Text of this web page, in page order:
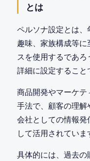
とは
ペルソナ設定とは
趣味、家族構成等
スを使用するであろ
詳細に設定すること
商品開発やマーケ
手法で、顧客の理
会社としての情報発
して活用されていま
具体的には、過去